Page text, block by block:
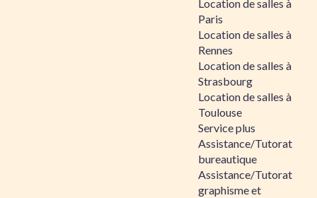
Location de salles à
Paris
Location de salles à
Rennes
Location de salles à
Strasbourg
Location de salles à
Toulouse
Service plus
Assistance/Tutorat
bureautique
Assistance/Tutorat
graphisme et